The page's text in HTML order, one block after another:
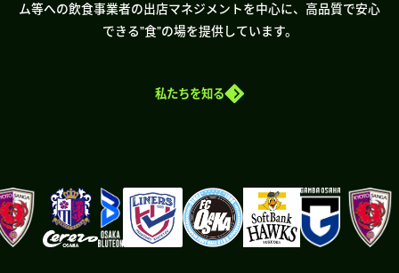
ム等への飲食事業者の出店マネジメントを中心に、高品質で安心
できる”食”の場を提供しています。
私たちを知る